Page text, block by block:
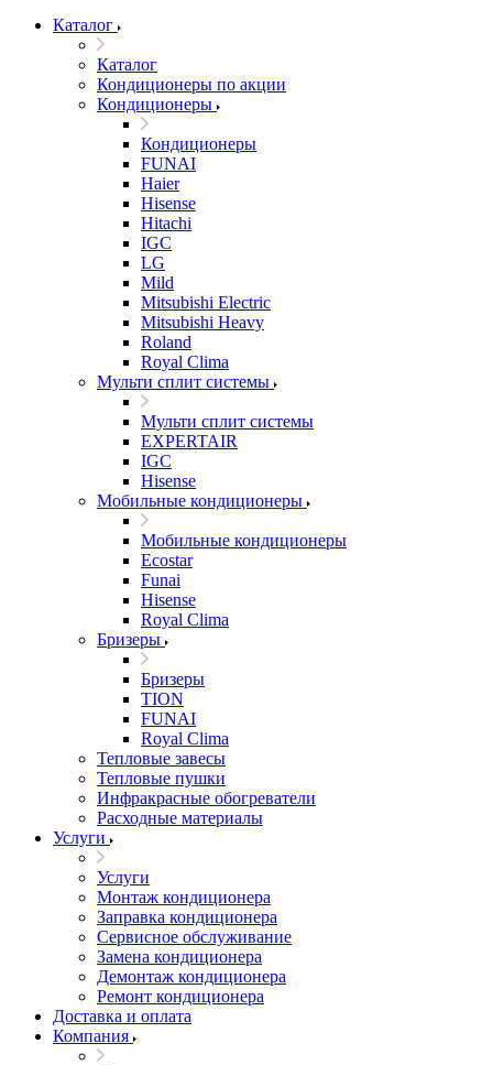
Каталог
Каталог
Кондиционеры по акции
Кондиционеры
Кондиционеры
FUNAI
Haier
Hisense
Hitachi
IGC
LG
Mild
Mitsubishi Electric
Mitsubishi Heavy
Roland
Royal Clima
Мульти сплит системы
Мульти сплит системы
EXPERTAIR
IGC
Hisense
Мобильные кондиционеры
Мобильные кондиционеры
Ecostar
Funai
Hisense
Royal Clima
Бризеры
Бризеры
TION
FUNAI
Royal Clima
Тепловые завесы
Тепловые пушки
Инфракрасные обогреватели
Расходные материалы
Услуги
Услуги
Монтаж кондиционера
Заправка кондиционера
Сервисное обслуживание
Замена кондиционера
Демонтаж кондиционера
Ремонт кондиционера
Доставка и оплата
Компания